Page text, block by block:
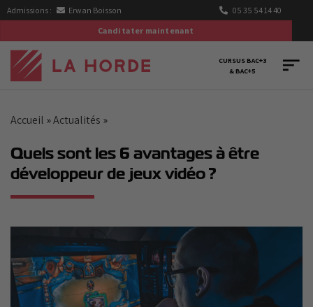
Passer
contenu
Admissions : Erwan Boisson
05 35 54 14 40
Canditater maintenant
CURSUS BAC+3
& BAC+5
Accueil »Actualités »
Quels sont les 6 avantages à être
développeur de jeux vidéo ?